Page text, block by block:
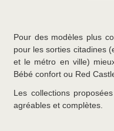
Pour des modèles plus
pour les sorties citadines
et le métro en ville)
Bébé confort ou Red
Les collections
agréables et complètes.